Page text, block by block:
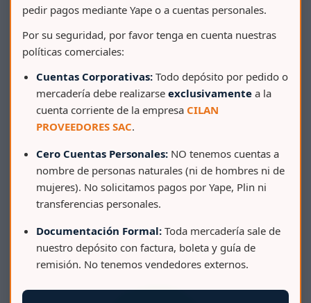
PAPELERA VAIVÉN AHORRA ESPACIO VITTORIO 26 L
pedir pagos mediante Yape o a cuentas personales.
Por su seguridad, por favor tenga en cuenta nuestras
políticas comerciales:
Cuentas Corporativas: Todo depósito por pedido o
mercadería debe realizarse exclusivamente a la
cuenta corriente de la empresa CILAN
PROVEEDORES SAC.
Cero Cuentas Personales: NO tenemos cuentas a
nombre de personas naturales (ni de hombres ni de
mujeres). No solicitamos pagos por Yape, Plin ni
transferencias personales.
Documentación Formal: Toda mercadería sale de
nuestro depósito con factura, boleta y guía de
remisión. No tenemos vendedores externos.